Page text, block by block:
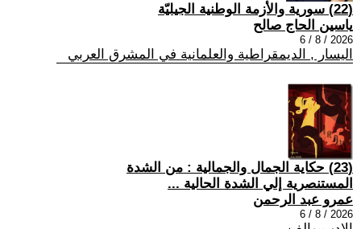
(22) سورية والأزمة الوطنية الجيليّة
ياسين الحاج صالح
2026 / 8 / 6
اليسار , الديمقراطية والعلمانية في المشرق العربي
(23) حكاية الجمال والجمالية : من الشدة
المستنصرية إلي الشدة الحالية ...
عمرو عبد الرحمن
2026 / 8 / 6